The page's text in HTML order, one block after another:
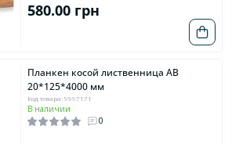
580.00 грн
Планкен косой лиственница AB
20*125*4000 мм
Код товара: 9997171
В наличии
0